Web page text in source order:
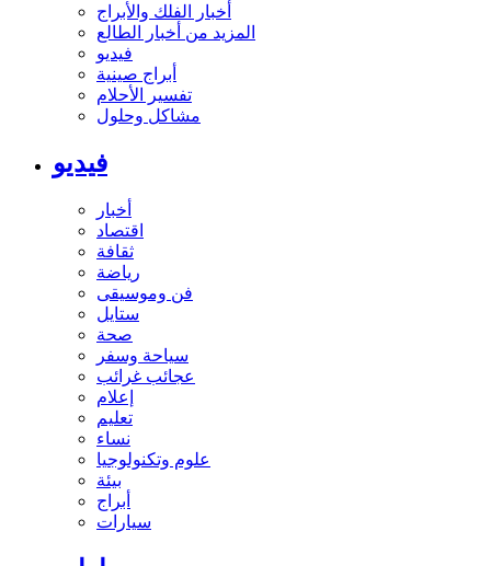
أخبار الفلك والأبراج
المزيد من أخبار الطالع
فيديو
أبراج صينية
تفسير الأحلام
مشاكل وحلول
فيديو
أخبار
اقتصاد
ثقافة
رياضة
فن وموسيقى
ستايل
صحة
سياحة وسفر
عجائب غرائب
إعلام
تعليم
نساء
علوم وتكنولوجيا
بيئة
أبراج
سيارات